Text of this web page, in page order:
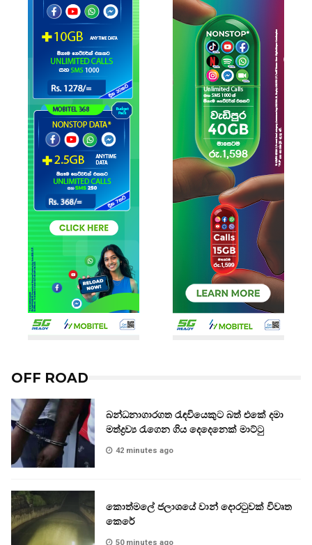
OFF ROAD
බන්ධනාගාරගත රැඳවියෙකුට බත් එකේ දමා
මත්ද්‍රව්‍ය රැගෙන ගිය දෙදෙනෙක් මාට්ටු
42 minutes ago
කොත්මලේ ජලාශයේ වාන් දොරටුවක් විවෘත
කෙරේ
50 minutes ago